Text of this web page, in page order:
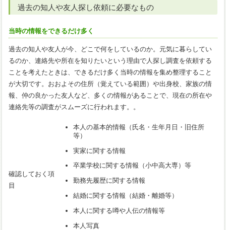
過去の知人や友人探し依頼に必要なもの
当時の情報をできるだけ多く
過去の知人や友人が今、どこで何をしているのか。元気に暮らしてい
るのか、連絡先や所在を知りたいという理由で人探し調査を依頼する
ことを考えたときは、できるだけ多く当時の情報を集め整理すること
が大切です。おおよその住所（覚えている範囲）や出身校、家族の情
報、仲の良かった友人など、多くの情報があることで、現在の所在や
連絡先等の調査がスムーズに行われます。。
確認しておく項
目
本人の基本的情報（氏名・生年月日・旧住所
等）
実家に関する情報
卒業学校に関する情報（小中高大専）等
勤務先履歴に関する情報
結婚に関する情報（結婚・離婚等）
本人に関する噂や人伝の情報等
本人写真